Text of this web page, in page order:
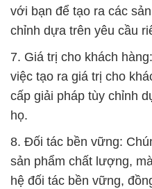
với bạn để tạo ra các
chỉnh dựa trên yêu cầu
7. Giá trị cho khách
việc tạo ra giá trị cho
cấp giải pháp tùy chỉnh
họ.
8. Đối tác bền vững:
sản phẩm chất lượng,
hệ đối tác bền vững,